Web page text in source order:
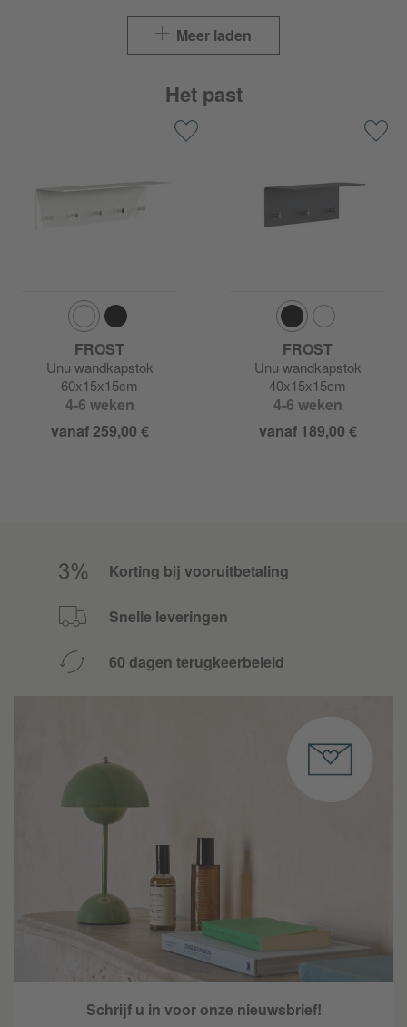
Meer laden
Het past
FROST
Unu wandkapstok
60x15x15cm
4-6 weken
vanaf 259,00 €
FROST
Unu wandkapstok
40x15x15cm
4-6 weken
vanaf 189,00 €
Korting bij vooruitbetaling
Snelle leveringen
60 dagen terugkeerbeleid
Schrijf u in voor onze nieuwsbrief!